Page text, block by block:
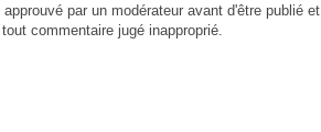
par un modérateur avant d'être publié et
commentaire jugé inapproprié.